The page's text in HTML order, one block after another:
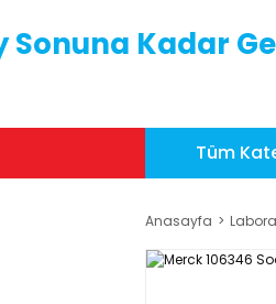
Sonuna Kadar
Tüm
Anasayfa